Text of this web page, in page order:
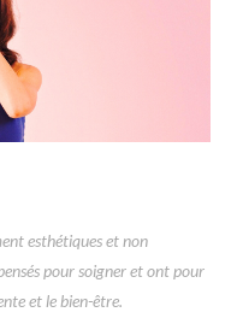
esthétiques et non
pour soigner et ont pour
et le bien-être.